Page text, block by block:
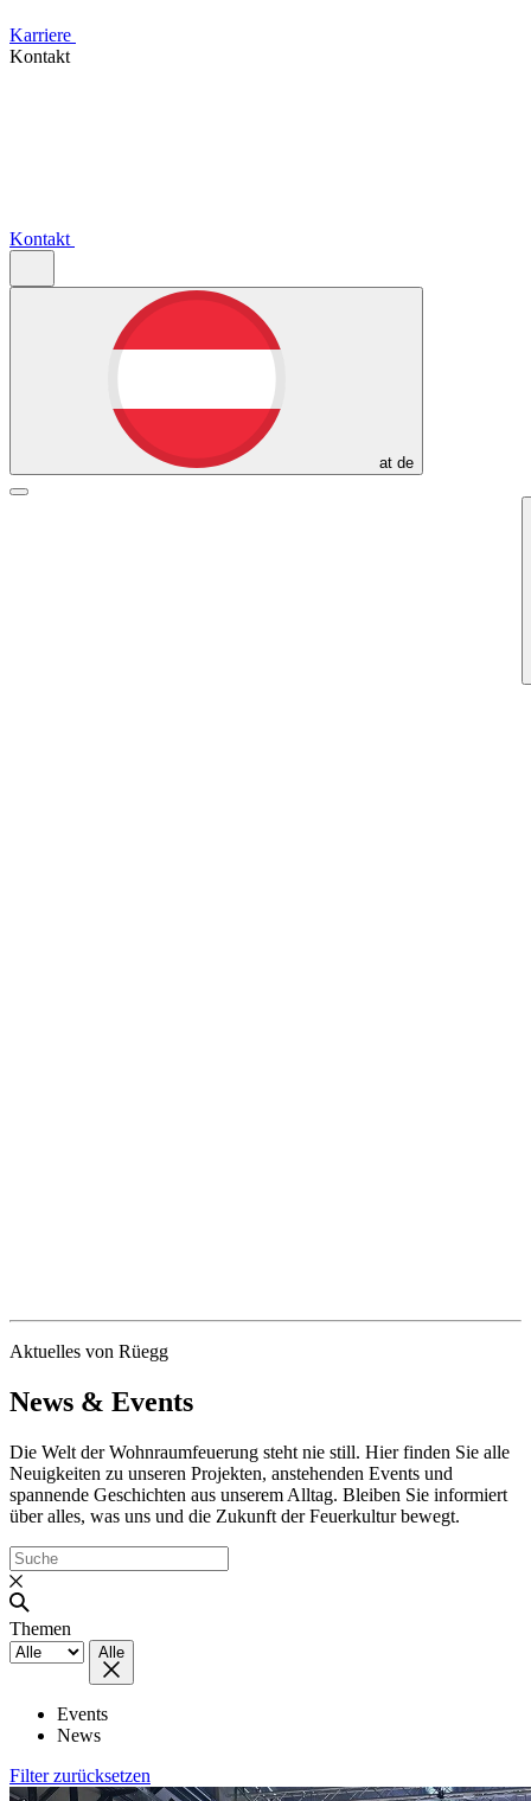
Karriere
Kontakt
Kontakt
at de
Aktuelles von Rüegg
News & Events
Die Welt der Wohnraumfeuerung steht nie still. Hier finden Sie alle
Neuigkeiten zu unseren Projekten, anstehenden Events und
spannende Geschichten aus unserem Alltag. Bleiben Sie informiert
über alles, was uns und die Zukunft der Feuerkultur bewegt.
Themen
Alle
Events
News
Filter zurücksetzen